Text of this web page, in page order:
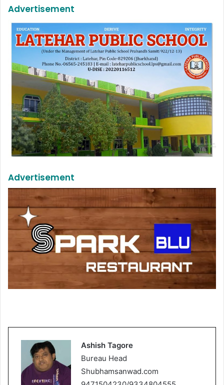
Advertisement
Advertisement
Ashish Tagore
Bureau Head
Shubhamsanwad.com